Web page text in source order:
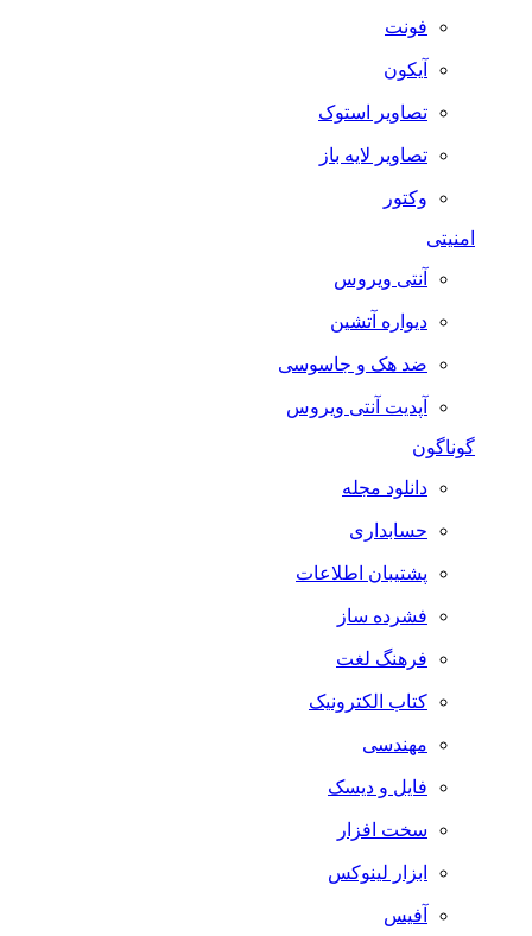
فونت
آیکون
تصاویر استوک
تصاویر لایه باز
وکتور
امنیتی
آنتی ویروس
دیواره آتشین
ضد هک و جاسوسی
آپدیت آنتی ویروس
گوناگون
دانلود مجله
حسابداری
پشتیبان اطلاعات
فشرده ساز
فرهنگ لغت
کتاب الکترونیک
مهندسی
فایل و دیسک
سخت افزار
ابزار لینوکس
آفیس